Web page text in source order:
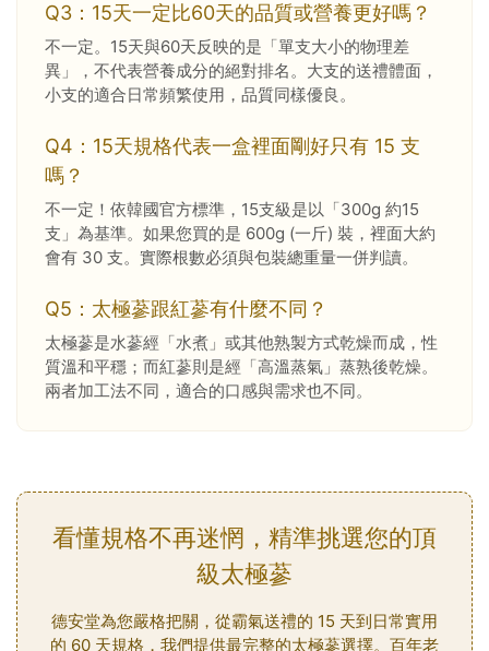
Q3：15天一定比60天的品質或營養更好嗎？
不一定。15天與60天反映的是「單支大小的物理差
異」，不代表營養成分的絕對排名。大支的送禮體面，
小支的適合日常頻繁使用，品質同樣優良。
Q4：15天規格代表一盒裡面剛好只有 15 支
嗎？
不一定！依韓國官方標準，15支級是以「300g 約15
支」為基準。如果您買的是 600g (一斤) 裝，裡面大約
會有 30 支。實際根數必須與包裝總重量一併判讀。
Q5：太極蔘跟紅蔘有什麼不同？
太極蔘是水蔘經「水煮」或其他熟製方式乾燥而成，性
質溫和平穩；而紅蔘則是經「高溫蒸氣」蒸熟後乾燥。
兩者加工法不同，適合的口感與需求也不同。
看懂規格不再迷惘，精準挑選您的頂
級太極蔘
德安堂為您嚴格把關，從霸氣送禮的 15 天到日常實用
的 60 天規格，我們提供最完整的太極蔘選擇。百年老